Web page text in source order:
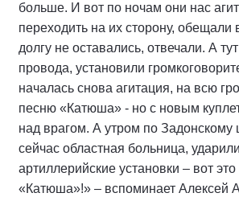
больше. И вот по ночам они нас
переходить на их сторону,
долгу не оставались, отвечали. А
провода, установили
началась снова агитация, на всю
песню «Катюша» - но с новым
над врагом. А утром по Задонскому
сейчас областная больница,
артиллерийские установки – вот
«Катюша»!» – вспоминает Алексей